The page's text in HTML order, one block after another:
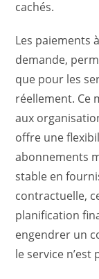
cachés.
Les paiements
demande,
que pour les
réellement. Ce
aux
offre une
abonnements
stable en
contractuelle,
planification
engendrer un
le service